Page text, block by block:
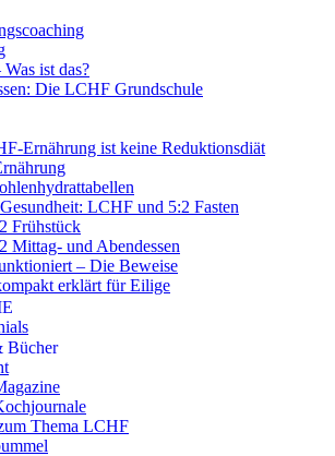
ist das?
Die LCHF Grundschule
Ernährung ist keine Reduktionsdiät
LCHF und 5:2 Fasten
Frühstück
Mittag- und Abendessen
– Die Beweise
erklärt für Eilige
Bücher
Thema LCHF